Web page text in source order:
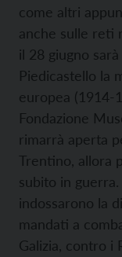
come altri
anche sulle reti
il 28 giugno
Piedicastello la
europea (1914-
Fondazione
rimarrà aperta
Trentino, allora
subito in
indossarono la
mandati a
Galizia, contro i